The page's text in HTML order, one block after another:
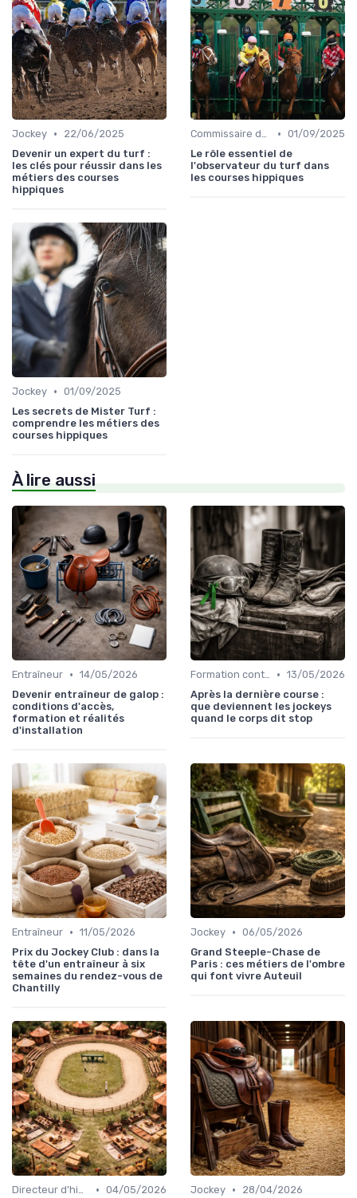
Jockey •
22/06/2025
Devenir un expert du turf :
les clés pour réussir dans les
métiers des courses
hippiques
Commissaire de course • 01/09/2025
Le rôle essentiel de
l'observateur du turf dans
les courses hippiques
Jockey • 01/09/2025
Les secrets de Mister Turf :
comprendre les métiers des
courses hippiques
À lire aussi
Entraîneur • 14/05/2026
Devenir entraîneur de galop :
conditions d'accès,
formation et réalités
d'installation
Formation continue • 13/05/2026
Après la dernière course :
que deviennent les jockeys
quand le corps dit stop
Entraîneur • 11/05/2026
Prix du Jockey Club : dans la
tête d'un entraîneur à six
semaines du rendez-vous de
Chantilly
Jockey • 06/05/2026
Grand Steeple-Chase de
Paris : ces métiers de l'ombre
qui font vivre Auteuil
Directeur d’hippodrome • 04/05/2026
Jockey •
28/04/2026